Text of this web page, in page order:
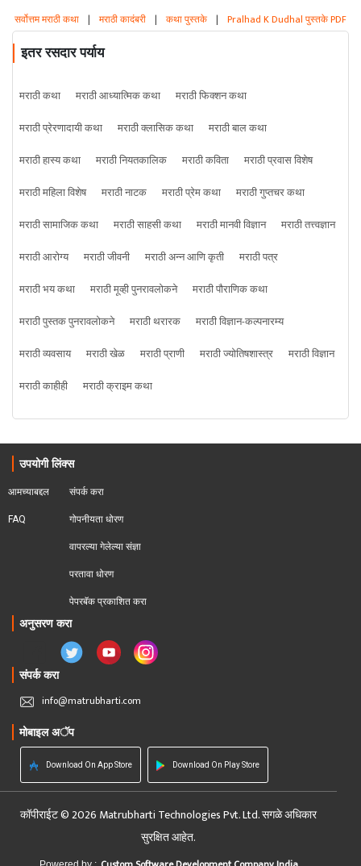
सर्वोत्तम मराठी कथा | मराठी कादंबरी | कथा पुस्तके | Pralhad K Dudhal पुस्तके PDF
इतर रसदार पर्याय
मराठी कथा मराठी आध्यात्मिक कथा
मराठी फिक्शन कथा
मराठी प्रेरणादायी कथा
मराठी क्लासिक कथा
मराठी बाल कथा
मराठी हास्य कथा
मराठी नियतकालिक मराठी कविता
मराठी प्रवास विशेष
मराठी महिला विशेष
मराठी नाटक मराठी प्रेम कथा
मराठी गुप्तचर कथा
मराठी सामाजिक कथा
मराठी साहसी कथा मराठी मानवी विज्ञान
मराठी तत्त्वज्ञान
मराठी आरोग्य
मराठी जीवनी मराठी अन्न आणि कृती
मराठी पत्र
मराठी भय कथा
मराठी मूव्ही पुनरावलोकने
मराठी पौराणिक कथा
मराठी पुस्तक पुनरावलोकने
मराठी थरारक
मराठी विज्ञान-कल्पनारम्य
मराठी व्यवसाय
मराठी खेळ मराठी प्राणी मराठी ज्योतिषशास्त्र
मराठी विज्ञान
मराठी काहीही
मराठी क्राइम कथा
उपयोगी लिंक्स
आमच्याबद्दल
FAQ
संपर्क करा
गोपनीयता धोरण
वापरल्या गेलेल्या संज्ञा
परतावा धोरण
पेपरबॅक प्रकाशित करा
अनुसरण करा
संपर्क करा
info@matrubharti.com
मोबाइल अॅप
Download On App Store Download On Play Store
कॉपीराईट © 2026 Matrubharti Technologies Pvt. Ltd. सगळे अधिकार
सुरक्षित आहेत.